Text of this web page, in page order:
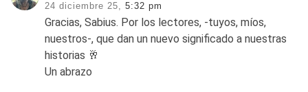
24 diciembre 25, 5:32 pm
Gracias, Sabius. Por los lectores, -tuyos, míos,
nuestros-, que dan un nuevo significado a nuestras
historias 🥂
Un abrazo